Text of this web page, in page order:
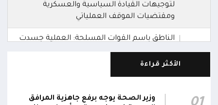
لتوجيهات القيادة السياسية والعسكرية
ومقتضيات الموقف العملياتي
الناطق باسم القوات المسلحة: العملية جسدت
وحدة المحاور والقيادة والسيطرة للقوات المسلحة
05:35
الأكثر قراءة
وزير الصحة يوجه برفع جاهزية المرافق